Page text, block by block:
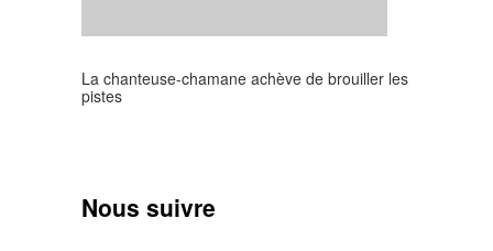
La chanteuse-chamane achève de brouiller les
pistes
Nous suivre